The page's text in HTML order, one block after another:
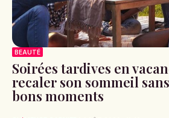
BEAUTÉ
Soirées tardives en
recaler son sommeil
bons moments